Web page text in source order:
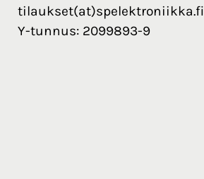
tilaukset(at)spelektroniikka.fi
Y-tunnus: 2099893-9